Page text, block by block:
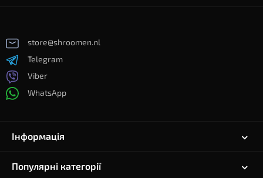
store@shroomen.nl
Telegram
Viber
WhatsApp
Інформація
Популярні категорії